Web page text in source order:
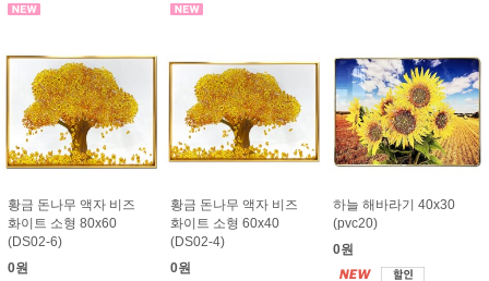
황금 돈나무 액자 비즈
화이트 소형 80x60
(DS02-6)
0원
황금 돈나무 액자 비즈
화이트 소형 60x40
(DS02-4)
0원
하늘 해바라기 40x30
(pvc20)
0원